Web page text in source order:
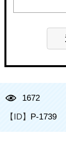
1672
【ID】 P-1739